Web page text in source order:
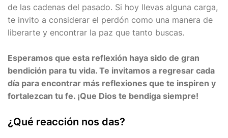
de las cadenas del pasado. Si hoy llevas alguna carga,
te invito a considerar el perdón como una manera de
liberarte y encontrar la paz que tanto buscas.
Esperamos que esta reflexión haya sido de gran
bendición para tu vida. Te invitamos a regresar cada
día para encontrar más reflexiones que te inspiren y
fortalezcan tu fe. ¡Que Dios te bendiga siempre!
¿Qué reacción nos das?